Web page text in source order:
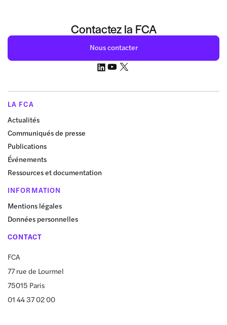
Contactez la FCA
Nous contacter
LA FCA
Actualités
Communiqués de presse
Publications
Événements
Ressources et documentation
INFORMATION
Mentions légales
Données personnelles
CONTACT
FCA
77 rue de Lourmel
75015 Paris
01 44 37 02 00